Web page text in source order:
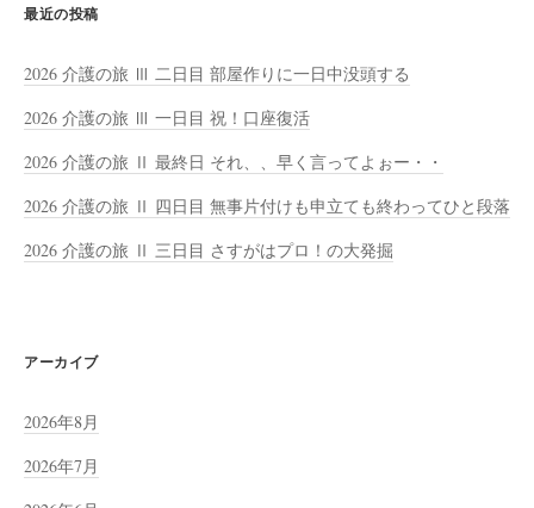
最近の投稿
2026 介護の旅 Ⅲ 二日目 部屋作りに一日中没頭する
2026 介護の旅 Ⅲ 一日目 祝！口座復活
2026 介護の旅 Ⅱ 最終日 それ、、早く言ってよぉー・・
2026 介護の旅 Ⅱ 四日目 無事片付けも申立ても終わってひと段落
2026 介護の旅 Ⅱ 三日目 さすがはプロ！の大発掘
アーカイブ
2026年8月
2026年7月